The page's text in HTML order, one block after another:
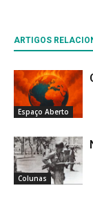
ARTIGOS
Espaço Aberto
Colunas